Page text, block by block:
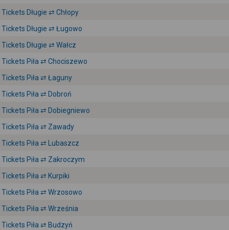
Tickets Długie ⇄ Chłopy
Tickets Długie ⇄ Ługowo
Tickets Długie ⇄ Wałcz
Tickets Piła ⇄ Chociszewo
Tickets Piła ⇄ Łaguny
Tickets Piła ⇄ Dobroń
Tickets Piła ⇄ Dobiegniewo
Tickets Piła ⇄ Zawady
Tickets Piła ⇄ Lubaszcz
Tickets Piła ⇄ Zakroczym
Tickets Piła ⇄ Kurpiki
Tickets Piła ⇄ Wrzosowo
Tickets Piła ⇄ Września
Tickets Piła ⇄ Budzyń